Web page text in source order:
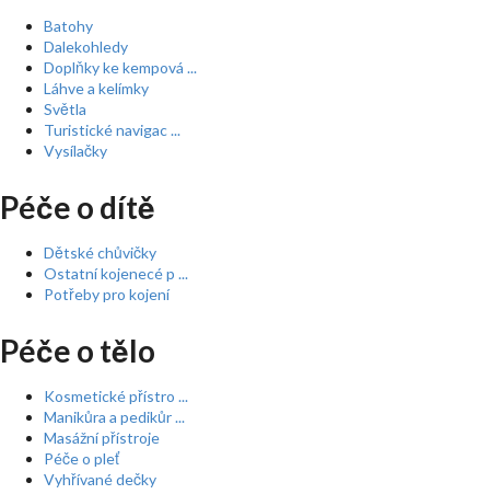
Batohy
Dalekohledy
Doplňky ke kempová ...
Láhve a kelímky
Světla
Turistické navigac ...
Vysílačky
Péče o dítě
Dětské chůvičky
Ostatní kojenecé p ...
Potřeby pro kojení
Péče o tělo
Kosmetické přístro ...
Manikůra a pedikůr ...
Masážní přístroje
Péče o pleť
Vyhřívané dečky